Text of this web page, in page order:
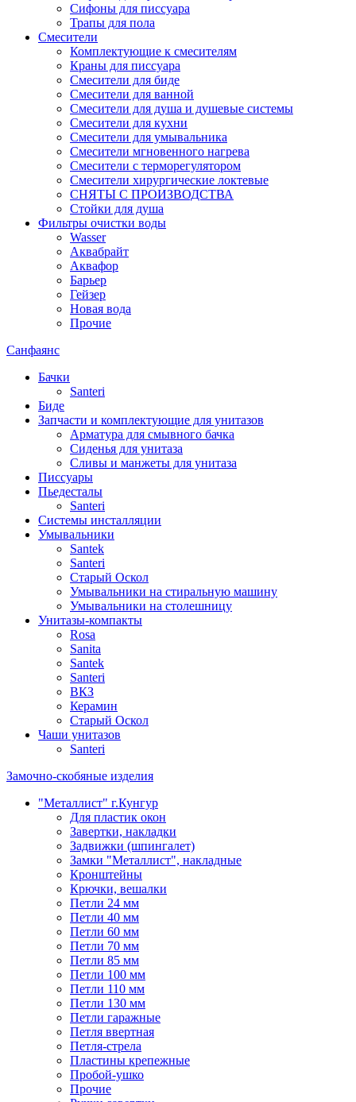
Сифоны для писсуара
Трапы для пола
Смесители
Комплектующие к смесителям
Краны для писсуара
Смесители для биде
Смесители для ванной
Смесители для душа и душевые системы
Смесители для кухни
Смесители для умывальника
Смесители мгновенного нагрева
Смесители с терморегулятором
Смесители хирургические локтевые
СНЯТЫ С ПРОИЗВОДСТВА
Стойки для душа
Фильтры очистки воды
Wasser
Аквабрайт
Аквафор
Барьер
Гейзер
Новая вода
Прочие
Санфаянс
Бачки
Santeri
Биде
Запчасти и комплектующие для унитазов
Арматура для смывного бачка
Сиденья для унитаза
Сливы и манжеты для унитаза
Писсуары
Пьедесталы
Santeri
Системы инсталляции
Умывальники
Santek
Santeri
Старый Оскол
Умывальники на стиральную машину
Умывальники на столешницу
Унитазы-компакты
Rosa
Sanita
Santek
Santeri
ВКЗ
Керамин
Старый Оскол
Чаши унитазов
Santeri
Замочно-скобяные изделия
"Металлист" г.Кунгур
Для пластик окон
Завертки, накладки
Задвижки (шпингалет)
Замки "Металлист", накладные
Кронштейны
Крючки, вешалки
Петли 24 мм
Петли 40 мм
Петли 60 мм
Петли 70 мм
Петли 85 мм
Петли 100 мм
Петли 110 мм
Петли 130 мм
Петли гаражные
Петля ввертная
Петля-стрела
Пластины крепежные
Пробой-ушко
Прочие